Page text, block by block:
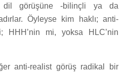
dil görüşüne -bilinçli ya da
Öyleyse kim haklı; anti-
HHH’nin mi, yoksa HLC’nin
anti-realist görüş radikal bir